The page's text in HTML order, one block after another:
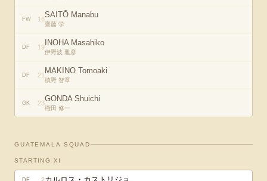
FW 16SAITŌ Manabu
齋藤 学
DF 19 INOHA Masahiko
伊野波 雅彦
DF 21 MAKINO Tomoaki
槙野 智章
GK 23GONDA Shuichi
権田 修一
GUATEMALA SQUAD
STARTING XI
DF